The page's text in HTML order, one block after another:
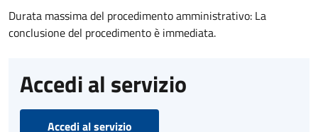
Durata massima del procedimento amministrativo: La
conclusione del procedimento è immediata.
Accedi al servizio
Accedi al servizio